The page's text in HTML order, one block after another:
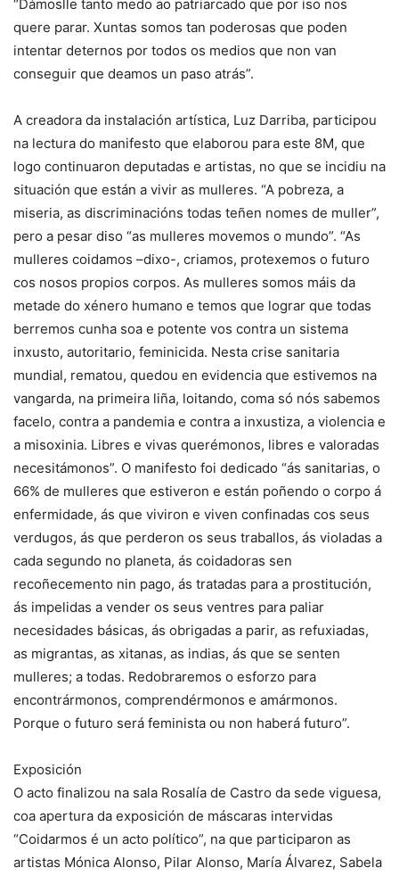
“Dámoslle tanto medo ao patriarcado que por iso nos
quere parar. Xuntas somos tan poderosas que poden
intentar deternos por todos os medios que non van
conseguir que deamos un paso atrás”.
A creadora da instalación artística, Luz Darriba, participou
na lectura do manifesto que elaborou para este 8M, que
logo continuaron deputadas e artistas, no que se incidiu na
situación que están a vivir as mulleres. “A pobreza, a
miseria, as discriminacións todas teñen nomes de muller”,
pero a pesar diso “as mulleres movemos o mundo”. “As
mulleres coidamos –dixo-, criamos, protexemos o futuro
cos nosos propios corpos. As mulleres somos máis da
metade do xénero humano e temos que lograr que todas
berremos cunha soa e potente vos contra un sistema
inxusto, autoritario, feminicida. Nesta crise sanitaria
mundial, rematou, quedou en evidencia que estivemos na
vangarda, na primeira liña, loitando, coma só nós sabemos
facelo, contra a pandemia e contra a inxustiza, a violencia e
a misoxinia. Libres e vivas querémonos, libres e valoradas
necesitámonos”. O manifesto foi dedicado “ás sanitarias, o
66% de mulleres que estiveron e están poñendo o corpo á
enfermidade, ás que viviron e viven confinadas cos seus
verdugos, ás que perderon os seus traballos, ás violadas a
cada segundo no planeta, ás coidadoras sen
recoñecemento nin pago, ás tratadas para a prostitución,
ás impelidas a vender os seus ventres para paliar
necesidades básicas, ás obrigadas a parir, as refuxiadas,
as migrantas, as xitanas, as indias, ás que se senten
mulleres; a todas. Redobraremos o esforzo para
encontrármonos, comprendérmonos e amármonos.
Porque o futuro será feminista ou non haberá futuro”.
Exposición
O acto finalizou na sala Rosalía de Castro da sede viguesa,
coa apertura da exposición de máscaras intervidas
“Coidarmos é un acto político”, na que participaron as
artistas Mónica Alonso, Pilar Alonso, María Álvarez, Sabela